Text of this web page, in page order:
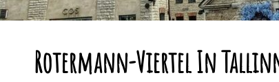
Rotermann-Viertel In